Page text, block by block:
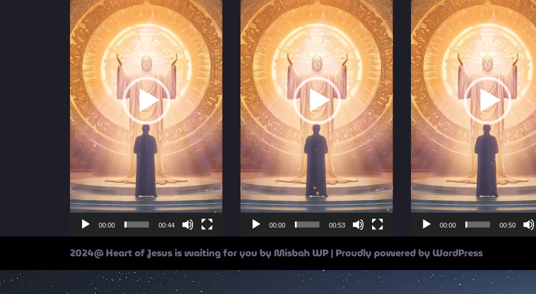
00:00 00:44 00:00 00:53 00:00 00:50
2024@ Heart of Jesus is waiting for you by Misbah WP | Proudly powered by WordPress